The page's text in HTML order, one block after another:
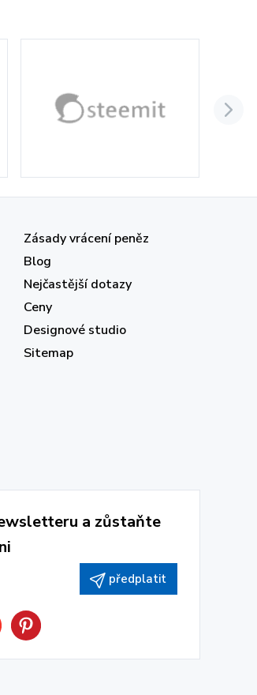
Zásady vrácení peněz
Blog
Nejčastější dotazy
Ceny
Designové studio
Sitemap
a zůstaňte
předplatit